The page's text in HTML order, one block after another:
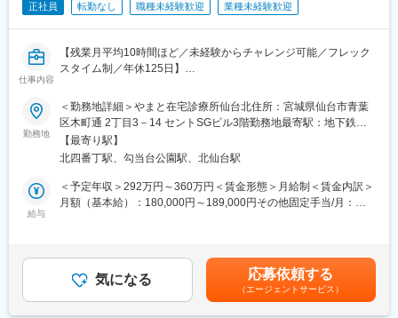
正社員 転勤なし 職種未経験歓迎 業種未経験歓迎
仕事内容
【残業月平均10時間ほど／未経験からチャレンジ可能／フレック
スタイム制／年休125日】
■業務概要：
医師や看護師と一緒に患者さんのご自宅や施設へ訪問し、診療が
スムーズに行えるようサポートするポジションです。
医療行為を行う仕事ではありません。患者さんやご家族とコミュ
ニケーションを取ったり、診療の準備をしたり、チームの橋渡し
役となって医療を支えます。
未経験からスタートした職員も多数活躍しています。
します。
診療アシスタントは、医師が診療に専念できるよう幅広くサポー
勤務地
＜勤務地詳細＞やまと在宅診療所仙台北住所：宮城県仙台市青葉
区木町通 2丁目3－14 セントSGビル3階勤務地最寄駅：地下鉄南
北線／北四番丁駅受動喫煙対策：敷地内全面禁煙変更の範囲：会
社の定める事業所
【最寄り駅】
北四番丁駅、勾当台公園駅、北仙台駅
給与
＜予定年収＞292万円～360万円＜賃金形態＞月給制＜賃金内訳＞
月額（基本給）：180,000円～189,000円その他固定手当/月：
社時の給与は適性により判断いたします。※ご活躍次第で更なる昇
給もございます。賃金はあくまでも目安の金額であり、選考を通
じて上下する可能性があります。月給(月額)は固定手当を含めた表
記です。
気になる 応募依頼する
（エージェントサービス）